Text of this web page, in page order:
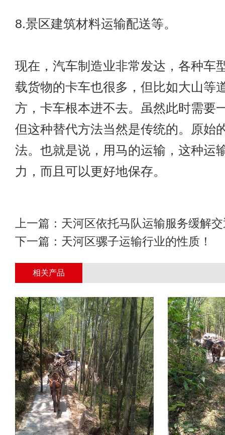
8.景区建筑材料运输配送等。
现在，汽车制造业非常发达，各种车
载货物的卡车也很多，但比如大山等
方，卡车根本进不去。虽然此时需要
但这种替代方法当然是传统的。原始
法。也就是说，用马的运输，这种运
力，而且可以更好地保存。
上一篇： 天河区依托马队运输服务缓解
下一篇： 天河区骡子运输行业的性质！
相关产品